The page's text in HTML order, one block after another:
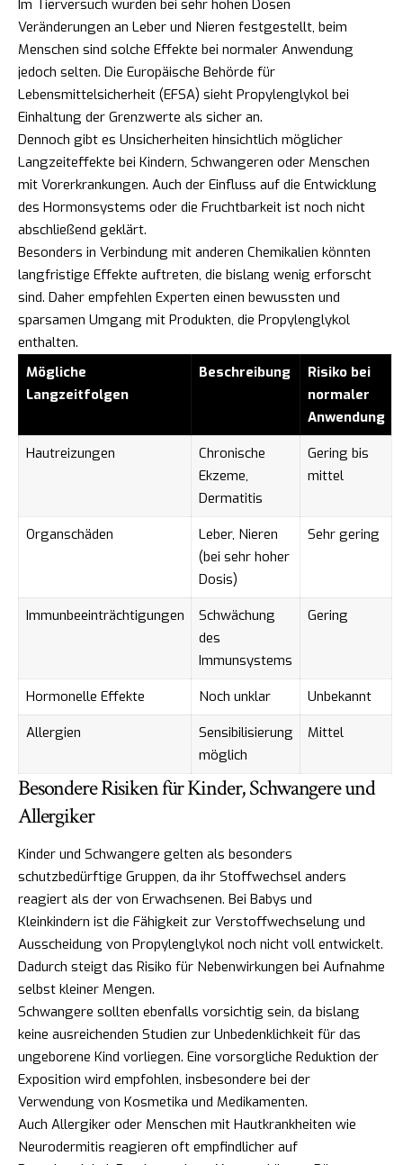
Im Tierversuch wurden bei sehr hohen Dosen
Veränderungen an Leber und Nieren festgestellt, beim
Menschen sind solche Effekte bei normaler Anwendung
jedoch selten. Die Europäische Behörde für
Lebensmittelsicherheit (EFSA) sieht Propylenglykol bei
Einhaltung der Grenzwerte als sicher an.
Dennoch gibt es Unsicherheiten hinsichtlich möglicher
Langzeiteffekte bei Kindern, Schwangeren oder Menschen
mit Vorerkrankungen. Auch der Einfluss auf die Entwicklung
des Hormonsystems oder die Fruchtbarkeit ist noch nicht
abschließend geklärt.
Besonders in Verbindung mit anderen Chemikalien könnten
langfristige Effekte auftreten, die bislang wenig erforscht
sind. Daher empfehlen Experten einen bewussten und
sparsamen Umgang mit Produkten, die Propylenglykol
enthalten.
Mögliche
Langzeitfolgen
Beschreibung
Risiko bei
normaler
Anwendung
Hautreizungen
Chronische
Ekzeme,
Dermatitis
Gering bis
mittel
Organschäden
Leber, Nieren
(bei sehr hoher
Dosis)
Sehr gering
Immunbeeinträchtigungen
Schwächung
des
Immunsystems
Gering
Hormonelle Effekte Noch unklar
Unbekannt
Allergien
Sensibilisierung
möglich
Mittel
Besondere Risiken für Kinder, Schwangere und
Allergiker
Kinder und Schwangere gelten als besonders
schutzbedürftige Gruppen, da ihr Stoffwechsel anders
reagiert als der von Erwachsenen. Bei Babys und
Kleinkindern ist die Fähigkeit zur Verstoffwechselung und
Ausscheidung von Propylenglykol noch nicht voll entwickelt.
Dadurch steigt das Risiko für Nebenwirkungen bei Aufnahme
selbst kleiner Mengen.
Schwangere sollten ebenfalls vorsichtig sein, da bislang
keine ausreichenden Studien zur Unbedenklichkeit für das
ungeborene Kind vorliegen. Eine vorsorgliche Reduktion der
Exposition wird empfohlen, insbesondere bei der
Verwendung von Kosmetika und Medikamenten.
Auch Allergiker oder Menschen mit Hautkrankheiten wie
Neurodermitis reagieren oft empfindlicher auf